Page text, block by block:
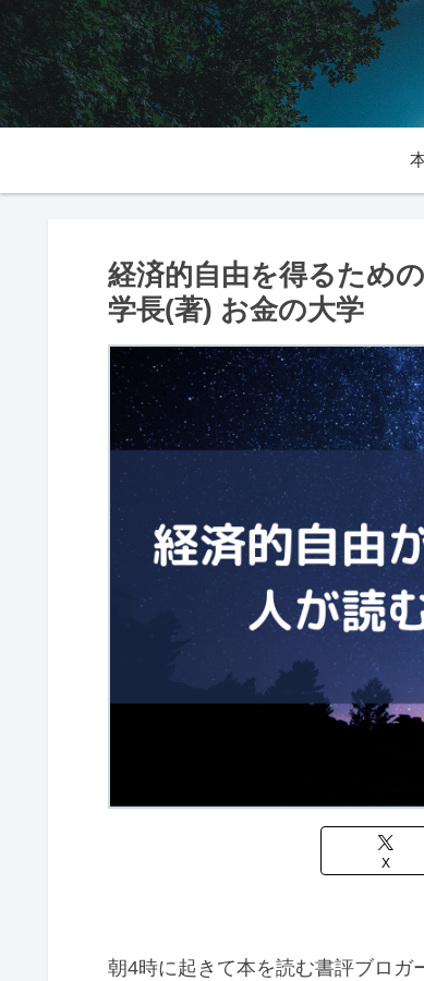
経済的自由を得るため
学長(著) お金の大学
X
朝4時に起きて本を読む書評ブロガ